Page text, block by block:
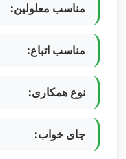
مناسب معلولین:
مناسب اتباع:
نوع همکاری:
جای خواب: